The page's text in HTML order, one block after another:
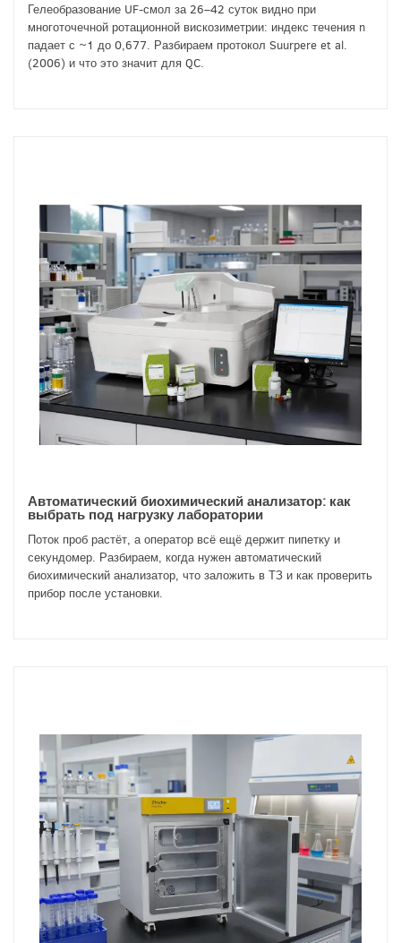
Гелеобразование UF-смол за 26–42 суток видно при
многоточечной ротационной вискозиметрии: индекс течения n
падает с ~1 до 0,677. Разбираем протокол Suurpere et al.
(2006) и что это значит для QC.
Автоматический биохимический анализатор: как
выбрать под нагрузку лаборатории
Поток проб растёт, а оператор всё ещё держит пипетку и
секундомер. Разбираем, когда нужен автоматический
биохимический анализатор, что заложить в ТЗ и как проверить
прибор после установки.